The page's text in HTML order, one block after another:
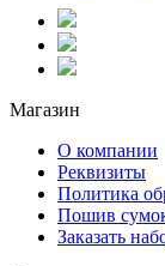
Магазин
О компании
Реквизиты
Политика
Пошив
Заказать